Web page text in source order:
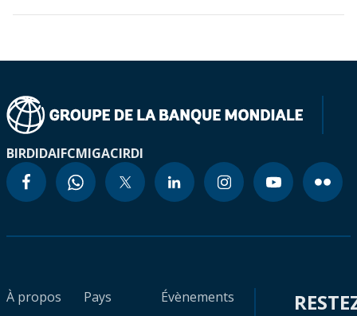
BIRDIDAIFCMIGACIRDI
À propos
Pays
Évènements